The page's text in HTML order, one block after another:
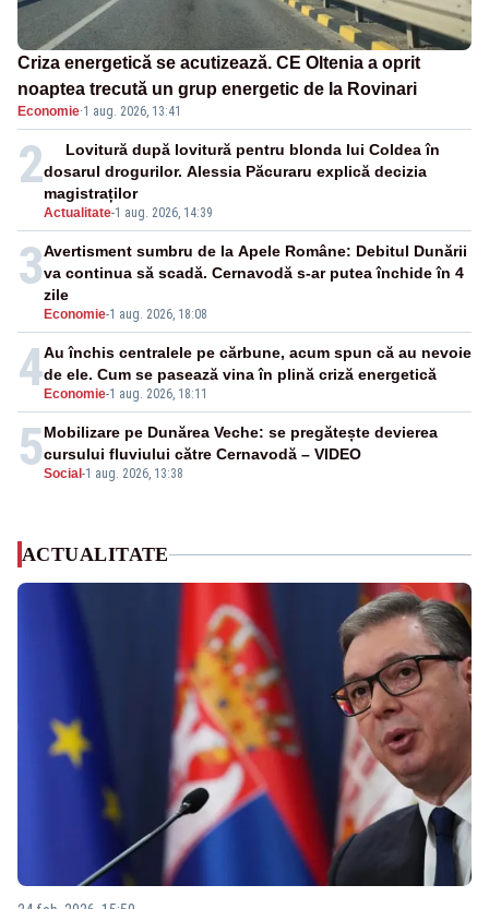
Criza energetică se acutizează. CE Oltenia a oprit
noaptea trecută un grup energetic de la Rovinari
Economie·1 aug. 2026, 13:41
2
Actualitate-1 aug. 2026, 14:39
Lovitură după lovitură pentru blonda lui Coldea în
dosarul drogurilor. Alessia Păcuraru explică decizia
magistraților
3
Economie-1 aug. 2026, 18:08
Avertisment sumbru de la Apele Române: Debitul Dunării
va continua să scadă. Cernavodă s-ar putea închide în 4
zile
4 Economie-1 aug. 2026, 18:11
Au închis centralele pe cărbune, acum spun că au nevoie
de ele. Cum se pasează vina în plină criză energetică
5Social -1 aug. 2026, 13:38
Mobilizare pe Dunărea Veche: se pregătește devierea
cursului fluviului către Cernavodă – VIDEO
ACTUALITATE